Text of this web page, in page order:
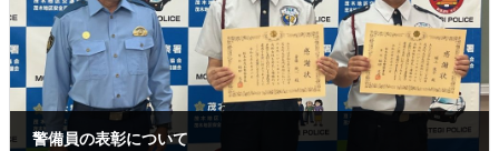
警備員の表彰について